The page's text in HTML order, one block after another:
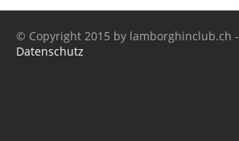
© Copyright 2015 by lamborghinclub.ch -
Datenschutz